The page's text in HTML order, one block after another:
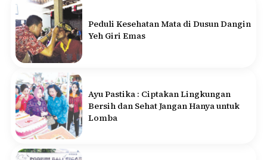
Peduli Kesehatan Mata di Dusun Dangin
Yeh Giri Emas
Ayu Pastika : Ciptakan Lingkungan
Bersih dan Sehat Jangan Hanya untuk
Lomba